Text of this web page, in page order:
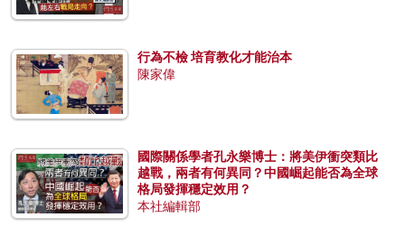
行為不檢 培育教化才能治本
陳家偉
國際關係學者孔永樂博士：將美伊衝突類比
越戰，兩者有何異同？中國崛起能否為全球
格局發揮穩定效用？
本社編輯部